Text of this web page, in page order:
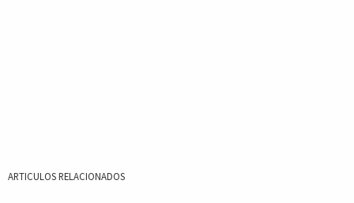
ARTICULOS RELACIONADOS